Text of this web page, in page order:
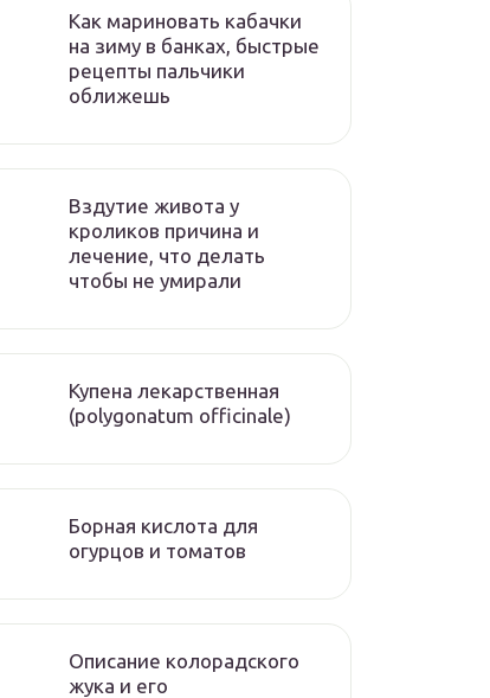
Как мариновать кабачки
на зиму в банках, быстрые
рецепты пальчики
оближешь
Вздутие живота у
кроликов причина и
лечение, что делать
чтобы не умирали
Купена лекарственная
(polygonatum officinale)
Борная кислота для
огурцов и томатов
Описание колорадского
жука и его